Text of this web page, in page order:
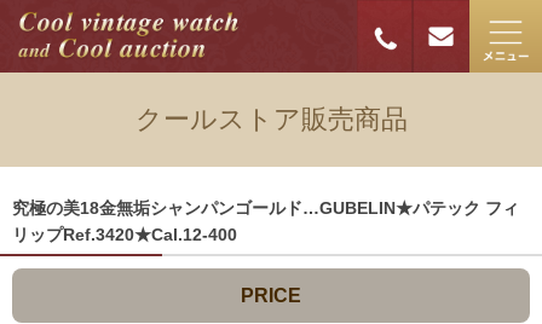
クールストア販売商品
究極の美18金無垢シャンパンゴールド…GUBELIN★パテック フィ
リップRef.3420★Cal.12-400
PRICE